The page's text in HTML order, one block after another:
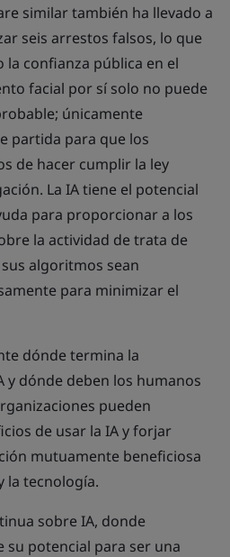
similar también ha llevado a
seis arrestos falsos, lo que
confianza pública en el
facial por sí solo no puede
únicamente
partida para que los
de hacer cumplir la ley
La IA tiene el potencial
para proporcionar a los
la actividad de trata de
algoritmos sean
para minimizar el
dónde termina la
y dónde deben los humanos
pueden
de usar la IA y forjar
mutuamente beneficiosa
la tecnología.
sobre IA, donde
su potencial para ser una